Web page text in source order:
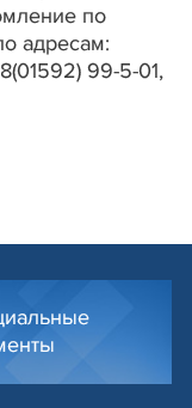
по
адресам:
99-5-01,